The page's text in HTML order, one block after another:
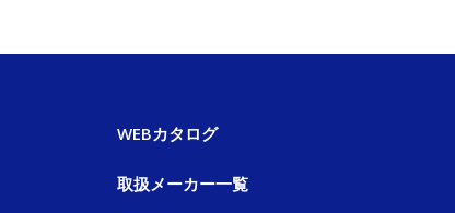
WEBカタログ
取扱メーカー一覧